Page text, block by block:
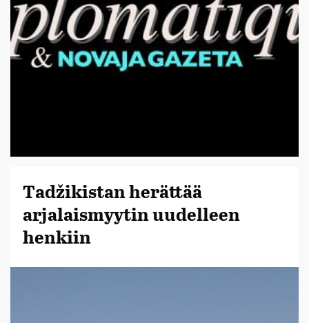
Tadžikistan herättää
arjalaismyytin uudelleen
henkiin